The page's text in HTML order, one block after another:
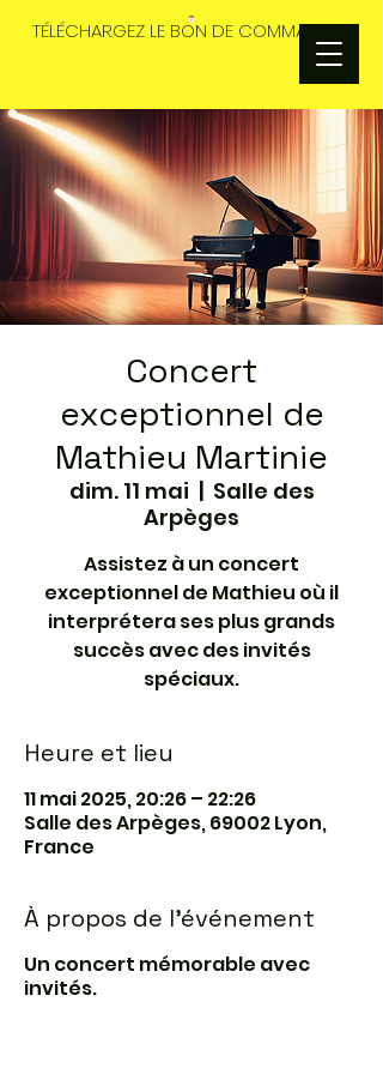
TÉLÉCHARGEZ LE BON DE COMMANDES
Concert
exceptionnel de
Mathieu Martinie
dim. 11 mai
  |
Salle des
Arpèges
Assistez à un concert
exceptionnel de Mathieu où il
interprétera ses plus grands
succès avec des invités
spéciaux.
Heure et lieu
11 mai 2025, 20:26 – 22:26
Salle des Arpèges, 69002 Lyon,
France
À propos de l'événement
Un concert mémorable avec
invités.